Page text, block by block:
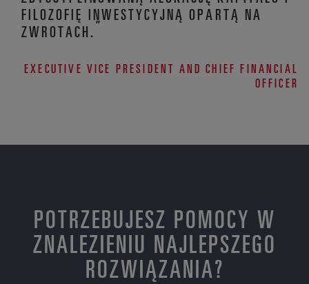
FILOZOFIĘ INWESTYCYJNĄ OPARTĄ NA
ZWROTACH.
EXECUTIVE VICE PRESIDENT AND CHIEF FINANCIAL
OFFICER
POTRZEBUJESZ POMOCY W
ZNALEZIENIU NAJLEPSZEGO
ROZWIĄZANIA?